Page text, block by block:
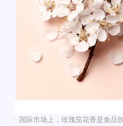
· 国际市场上，玫瑰茄花香是食品